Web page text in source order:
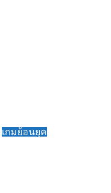
เกมย้อนยุค